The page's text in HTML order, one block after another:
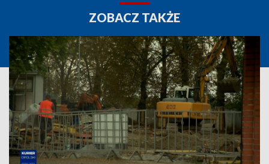
ZOBACZ TAKŻE